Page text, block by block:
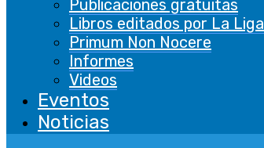
Publicaciones gratuitas
Libros editados por La Liga
Primum Non Nocere
Informes
Videos
Eventos
Noticias